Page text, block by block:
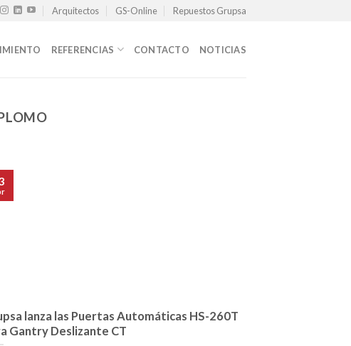
Arquitectos GS-Online Repuestos Grupsa
REFERENCIAS CONTACTO NOTICIAS
lanza las Puertas Automáticas HS-260T
Gantry Deslizante CT